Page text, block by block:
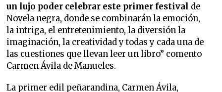
un lujo poder celebrar este primer festival de
Novela negra, donde se combinarán la emoción,
la intriga, el entretenimiento, la diversión la
imaginación, la creatividad y todas y cada una de
las cuestiones que llevan leer un libro” comento
Carmen Ávila de Manueles.
La primer edil peñarandina, Carmen Ávila,